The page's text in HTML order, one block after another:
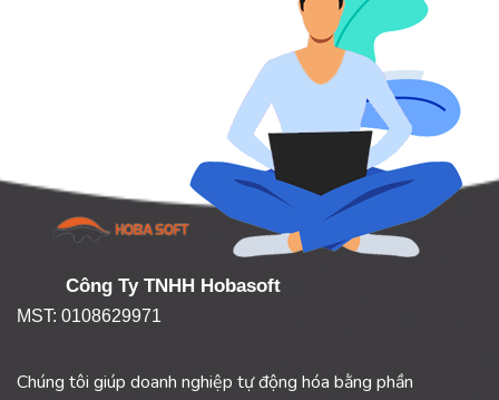
Công Ty TNHH Hobasoft
MST: 0108629971
Chúng tôi giúp doanh nghiệp tự động hóa bằng phần